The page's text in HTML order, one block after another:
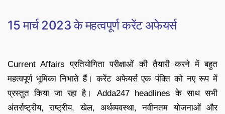
15 मार्च 2023 के महत्वपूर्ण करेंट अफेयर्स
Current Affairs प्रतियोगिता परीक्षाओं की तैयारी करने में बहुत
महत्वपूर्ण भूमिका निभाते हैं। करेंट अफेयर्स एक पंक्ति को नए रूप में
प्रस्तुत किया जा रहा है। Adda247 headlines के साथ सभी
अंतर्राष्ट्रीय, राष्ट्रीय, खेल, अर्थव्यवस्था, नवीनतम योजनाओं और